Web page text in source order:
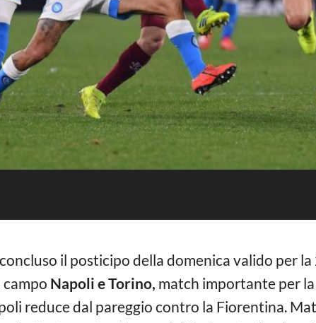
il posticipo della domenica valido per
campo Napoli e Torino, match importante per
reduce dal pareggio contro la Fiorentina.